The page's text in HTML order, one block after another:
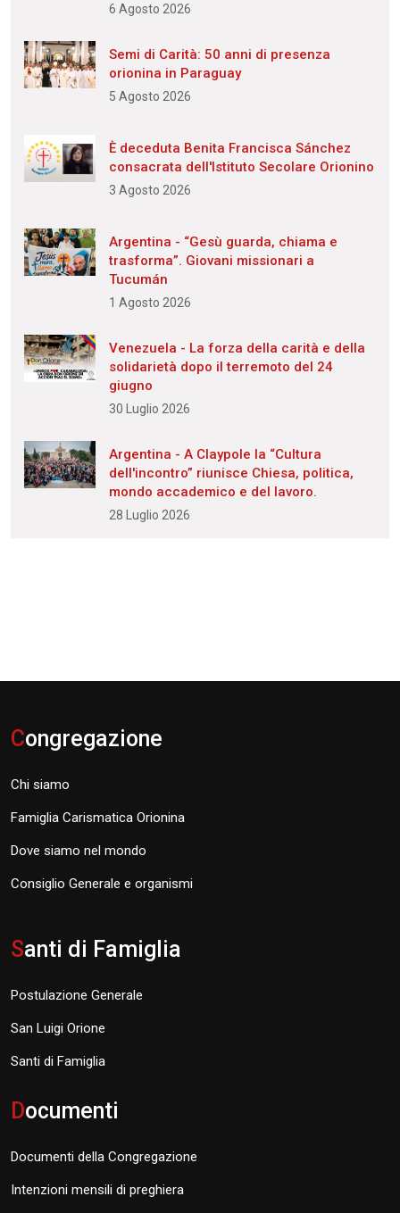
6 Agosto 2026
Semi di Carità: 50 anni di presenza
orionina in Paraguay
5 Agosto 2026
È deceduta Benita Francisca Sánchez
consacrata dell'Istituto Secolare Orionino
3 Agosto 2026
Argentina - “Gesù guarda, chiama e
trasforma”. Giovani missionari a
Tucumán
1 Agosto 2026
Venezuela - La forza della carità e della
solidarietà dopo il terremoto del 24
giugno
30 Luglio 2026
Argentina - A Claypole la “Cultura
dell'incontro” riunisce Chiesa, politica,
mondo accademico e del lavoro.
28 Luglio 2026
Congregazione
Chi siamo
Famiglia Carismatica Orionina
Dove siamo nel mondo
Consiglio Generale e organismi
Santi di Famiglia
Postulazione Generale
San Luigi Orione
Santi di Famiglia
Documenti
Documenti della Congregazione
Intenzioni mensili di preghiera